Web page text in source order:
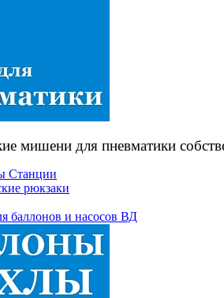
мишени для пневматики
Станции
рюкзаки
баллонов и насосов ВД